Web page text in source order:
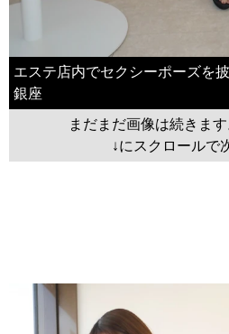
エステ店内でセクシーポーズを
銀座
まだまだ画像は続きます
↓にスクロールで